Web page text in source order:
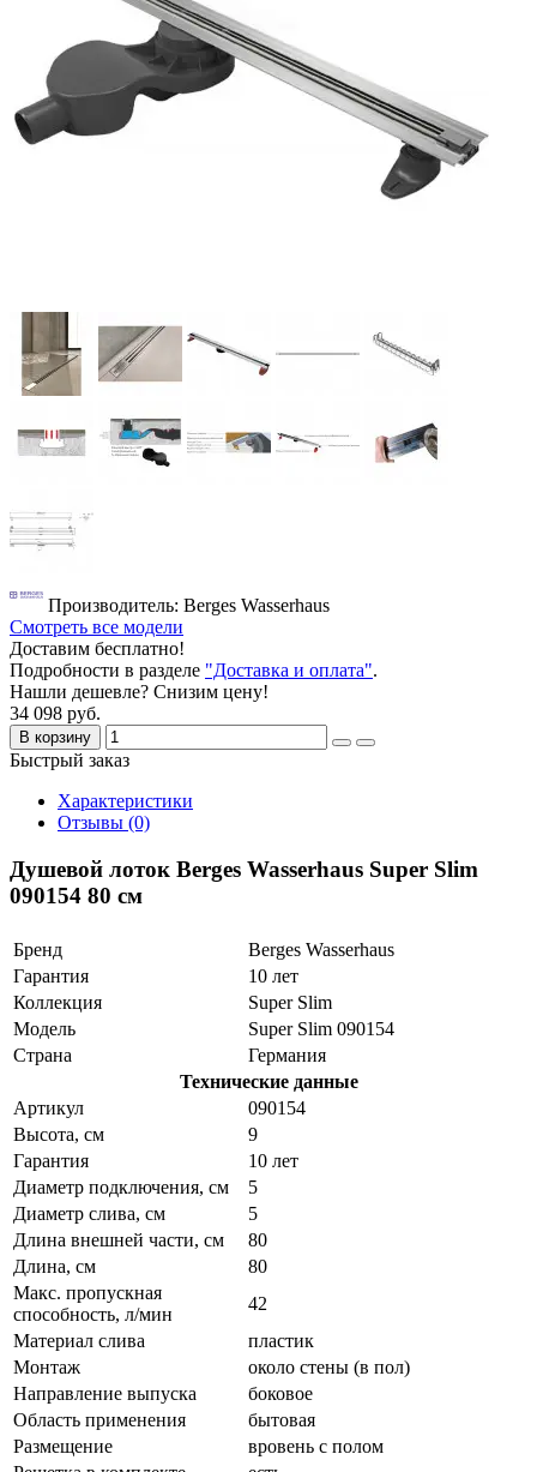
Производитель: Berges Wasserhaus
Смотреть все модели
Доставим бесплатно!
Подробности в разделе "Доставка и оплата".
Нашли дешевле? Снизим цену!
34 098 руб.
В корзину
Быстрый заказ
Характеристики
Отзывы (0)
Душевой лоток Berges Wasserhaus Super Slim
090154 80 см
Бренд
Berges Wasserhaus
Гарантия
10 лет
Коллекция
Super Slim
Модель
Super Slim 090154
Страна
Германия
Технические данные
Артикул
090154
Высота, см
9
Гарантия
10 лет
Диаметр подключения, см
5
Диаметр слива, см
5
Длина внешней части, см
80
Длина, см
80
Макс. пропускная
способность, л/мин
42
Материал слива
пластик
Монтаж
около стены (в пол)
Направление выпуска
боковое
Область применения
бытовая
Размещение
вровень с полом